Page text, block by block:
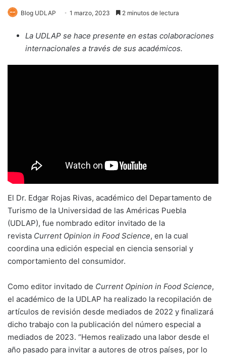
Blog UDLAP 1 marzo, 2023 2 minutos de lectura
La UDLAP se hace presente en estas colaboraciones
internacionales a través de sus académicos.
El Dr. Edgar Rojas Rivas, académico del Departamento de
Turismo de la Universidad de las Américas Puebla
(UDLAP), fue nombrado editor invitado de la
revista Current Opinion in Food Science, en la cual
coordina una edición especial en ciencia sensorial y
comportamiento del consumidor.
Como editor invitado de Current Opinion in Food Science,
el académico de la UDLAP ha realizado la recopilación de
artículos de revisión desde mediados de 2022 y finalizará
dicho trabajo con la publicación del número especial a
mediados de 2023. “Hemos realizado una labor desde el
año pasado para invitar a autores de otros países, por lo